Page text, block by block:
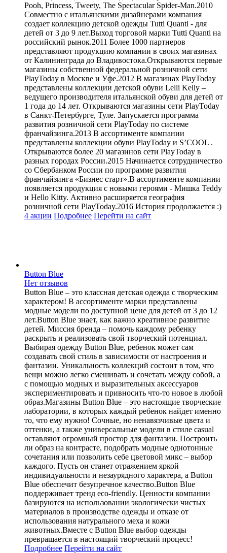
Pooh, Princess, Tweety, The Spectacular Spider-Man.2010
Совместно с итальянскими дизайнерами компания
создает коллекцию детской одежды Tutti Quanti - для
детей от 3 до 9 лет.Выход торговой марки Tutti Quanti на
российский рынок.2011 Более 1000 партнеров
представляют продукцию компании в своих магазинах
от Калининграда до Владивостока.Открываются первые
магазины собственной федеральной розничной сети
PlayToday в Москве и Уфе.2012 В магазинах PlayToday
представлены коллекции детской обуви Lelli Kelly –
ведущего производителя итальянской обуви для детей от
1 года до 14 лет. Открываются магазины сети PlayToday
в Санкт-Петербурге, Туле. Запускается программа
развития розничной сети PlayToday по системе
франчайзинга.2013 В ассортименте компании
представлены коллекции обуви PlayToday и S’COOL .
Открываются более 20 магазинов сети PlayToday в
разных городах России.2015 Начинается сотрудничество
со Сбербанком России по программе развития
франчайзинга «Бизнес старт».В ассортименте компании
появляется продукция с новыми героями - Мишка Teddy
и Hello Kitty. Активно расширяется география
розничной сети PlayToday.2016 История продолжается :)
4 акции Подробнее Перейти на сайт
Buttоn Blue
Нет отзывов
Button Blue – это классная детская одежда с творческим
характером! В ассортименте марки представлены
модные модели по доступной цене для детей от 3 до 12
лет.Button Blue знает, как важно креативное развитие
детей. Миссия бренда – помочь каждому ребенку
раскрыть и реализовать свой творческий потенциал.
Выбирая одежду Button Blue, ребенок может сам
создавать свой стиль в зависимости от настроения и
фантазии. Уникальность коллекций состоит в том, что
вещи можно легко смешивать и сочетать между собой, а
с помощью модных и выразительных аксессуаров
экспериментировать и привносить что-то новое в любой
образ.Магазины Button Blue – это настоящие творческие
лаборатории, в которых каждый ребенок найдет именно
то, что ему нужно! Сочные, но ненавязчивые цвета и
оттенки, а также универсальные модели в стиле casual
оставляют огромный простор для фантазии. Построить
ли образ на контрасте, подобрать модные однотонные
сочетания или позволить себе цветовой микс – выбор
каждого. Пусть он станет отражением яркой
индивидуальности и незаурядного характера, а Button
Blue обеспечит безупречное качество.Button Blue
поддерживает тренд eco-friendly. Ценности компании
базируются на использовании экологически чистых
материалов в производстве одежды и отказе от
использования натурального меха и кожи
животных.Вместе с Button Blue выбор одежды
превращается в настоящий творческий процесс!
Подробнее Перейти на сайт